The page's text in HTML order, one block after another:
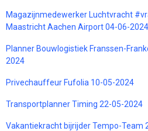
Magazijnmedewerker Luchtvracht
Maastricht Aachen Airport 04-06-2024
Planner Bouwlogistiek Franssen-
2024
Privechauffeur Fufolia 10-05-2024
Transportplanner Timing 22-05-2024
Vakantiekracht bijrijder Tempo-Team